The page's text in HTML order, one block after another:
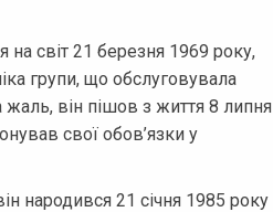
світ 21 березня 1969 року,
групи, що обслуговувала
жаль, він пішов з життя 8 липня
свої обов’язки у
народився 21 січня 1985 року